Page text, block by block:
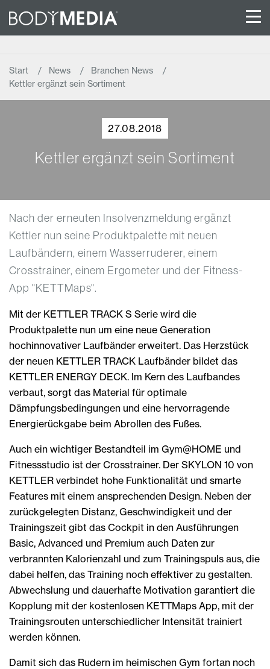
Start News
Branchen News
Kettler ergänzt sein Sortiment
27.08.2018
Kettler ergänzt sein Sortiment
Nach der erneuten Insolvenzmeldung ergänzt
Kettler nun seine Produktpalette mit neuen
Laufbändern, einem Wasserruderer, einem
Crosstrainer, einem Ergometer und der Fitness-
App "KETTMaps".
Mit der KETTLER TRACK S Serie wird die
Produktpalette nun um eine neue Generation
hochinnovativer Laufbänder erweitert. Das Herzstück
der neuen KETTLER TRACK Laufbänder bildet das
KETTLER ENERGY DECK. Im Kern des Laufbandes
verbaut, sorgt das Material für optimale
Dämpfungsbedingungen und eine hervorragende
Energierückgabe beim Abrollen des Fußes.
Auch ein wichtiger Bestandteil im Gym@HOME und
Fitnessstudio ist der Crosstrainer. Der SKYLON 10 von
KETTLER verbindet hohe Funktionalität und smarte
Features mit einem ansprechenden Design. Neben der
zurückgelegten Distanz, Geschwindigkeit und der
Trainingszeit gibt das Cockpit in den Ausführungen
Basic, Advanced und Premium auch Daten zur
verbrannten Kalorienzahl und zum Trainingspuls aus, die
dabei helfen, das Training noch effektiver zu gestalten.
Abwechslung und dauerhafte Motivation garantiert die
Kopplung mit der kostenlosen KETTMaps App, mit der
Trainingsrouten unterschiedlicher Intensität trainiert
werden können.
Damit sich das Rudern im heimischen Gym fortan noch